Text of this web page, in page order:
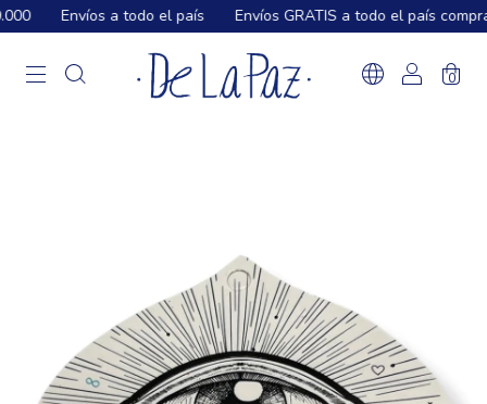
Envíos a todo el país Envíos GRATIS a todo el país
0